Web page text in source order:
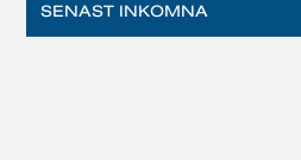
SENAST INKOMNA